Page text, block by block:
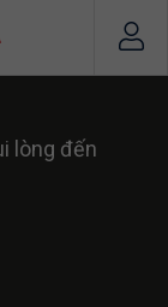
lòng đến